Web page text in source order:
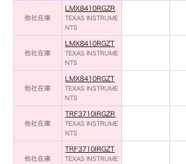
他社在庫
LMX8410RGZR
TEXAS INSTRUME
NTS
他社在庫
LMX8410RGZT
TEXAS INSTRUME
NTS
他社在庫
LMX8410RGZT
TEXAS INSTRUME
NTS
他社在庫
TRF3710IRGZR
TEXAS INSTRUME
NTS
他社在庫
TRF3710IRGZT
TEXAS INSTRUME